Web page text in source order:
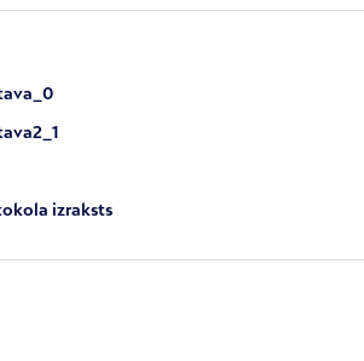
izraksts